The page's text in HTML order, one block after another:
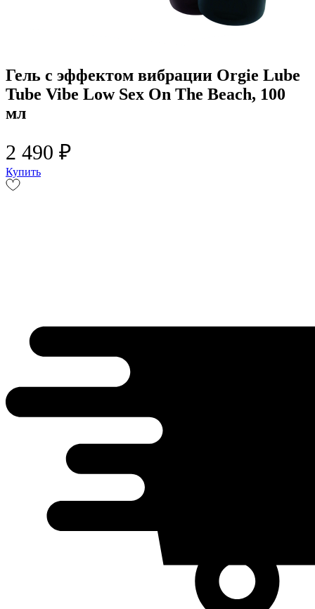
Гель с эффектом вибрации Orgie Lube
Tube Vibe Low Sex On The Beach, 100
мл
2 490 ₽
Купить